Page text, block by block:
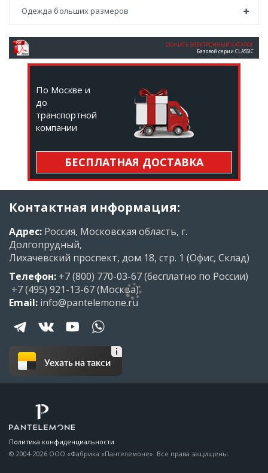
Одежда больших размеров
СКАЧАТЬ ЭЛЕКТРОННЫЙ КАТАЛОГ
Базовой серии CLASSIC
По Москве и
до
транспортной
компании
БЕСПЛАТНАЯ ДОСТАВКА
Контактная информация:
Адрес: Россия, Московская область, г.
Долгопрудный,
Лихачевский проспект, дом 18, стр. 1 (Офис, Склад)
Телефон: +7 (800) 770-03-67(бесплатно по России)
+7 (495) 921-13-67(Москва)
Email: info@pantelemone.ru
Уехать на такси
Политика конфиденциальности
© 2004-2026 ООО «Фабрика «Пантелемоне». Все права защищены.